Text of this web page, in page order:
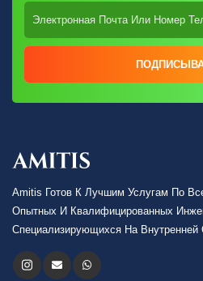
Amitis Готов К Лучшим Услугам По
Опытных И Квалифицированных
Специализирующихся На Внутренней